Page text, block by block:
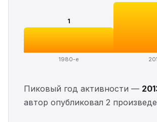
1
1980-е
Пиковый год активности —
автор опубликовал 2